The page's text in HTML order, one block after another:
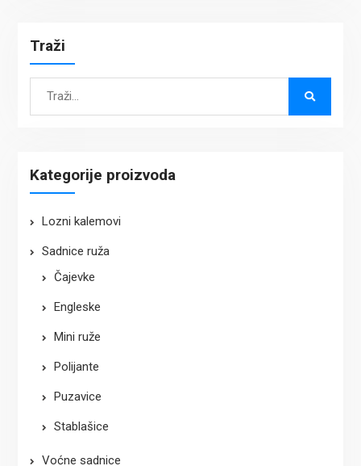
Traži
Search
Kategorije proizvoda
Lozni kalemovi
Sadnice ruža
Čajevke
Engleske
Mini ruže
Polijante
Puzavice
Stablašice
Voćne sadnice